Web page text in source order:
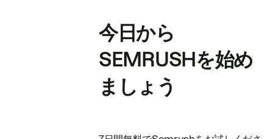
今日から
SEMRUSHを始め
ましょう